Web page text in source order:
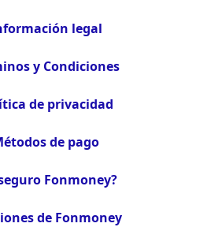
legal
y Condiciones
de privacidad
de pago
Fonmoney?
de Fonmoney